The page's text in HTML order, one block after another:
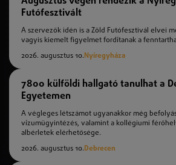
Futófesztivált
A szervezők idén is a Zöld Futófesztivál elvei
vagyis kiemelt figyelmet fordítanak a
2026. augusztus 10. Nyíregyháza
7800 külföldi hallgató tanulhat a
Egyetemen
A végleges létszámot ugyanakkor még
vízumügyintézés, valamint a kollégiumi
albérletek elérhetősége.
2026. augusztus 10.Debrecen